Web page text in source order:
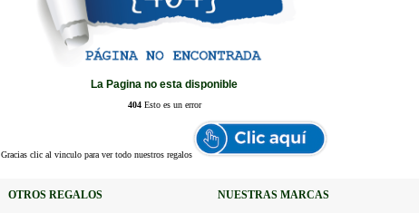
La Pagina no esta disponible
404Esto es un error
Gracias clic al vinculo para ver todo nuestros regalos
OTROS REGALOS NUESTRAS MARCAS